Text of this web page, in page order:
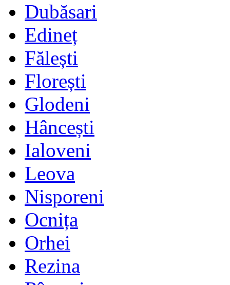
Dubăsari
Edineț
Fălești
Florești
Glodeni
Hâncești
Ialoveni
Leova
Nisporeni
Ocnița
Orhei
Rezina